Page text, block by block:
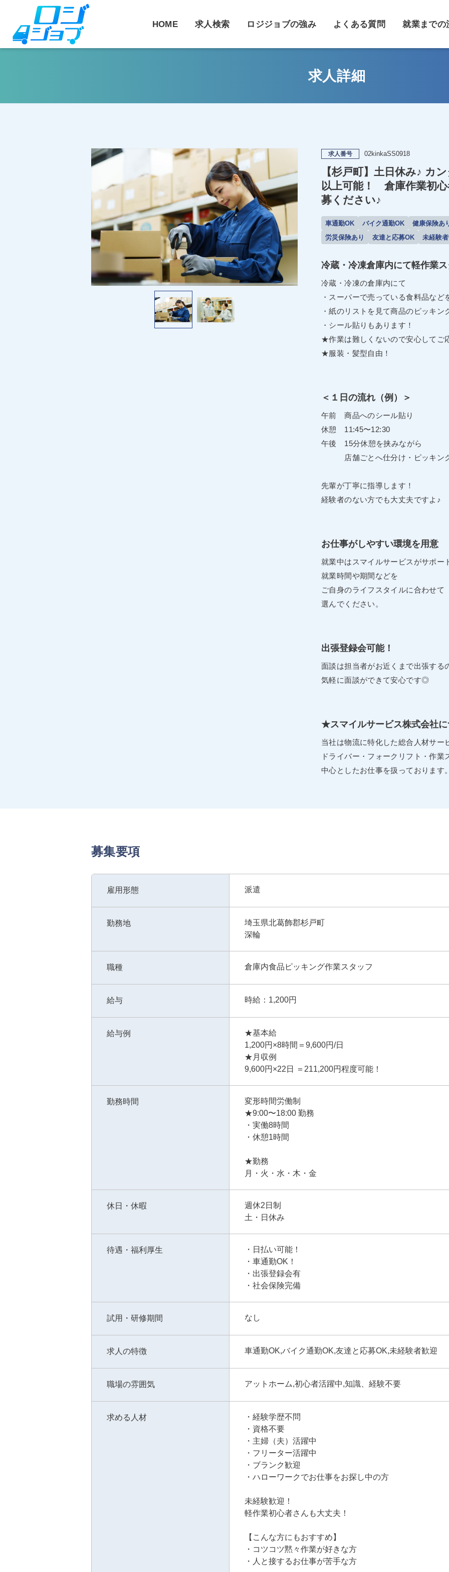
HOME 求人検索 ロジジョブの強み よくある質問 就業までの
求人詳細
求人番号 02kinkaSS0918
【杉戸町】土日休み♪ カ
以上可能！ 倉庫作業初
募ください♪
車通勤OK バイク通勤OK 健康保険あ
労災保険あり
友達と応募OK 未経験
冷蔵・冷凍倉庫内にて軽作業
冷蔵・冷凍の倉庫内にて
・スーパーで売っている食料品など
・紙のリストを見て商品のピッキン
・シール貼りもあります！
★作業は難しくないので安心してご
★服装・髪型自由！
＜１日の流れ（例）＞
午前 商品へのシール貼り
休憩 11:45〜12:30
午後 15分休憩を挟みながら
店舗ごとへ仕分け・ピッキン
先輩が丁寧に指導します！
経験者のない方でも大丈夫ですよ♪
お仕事がしやすい環境を用意
就業中はスマイルサービスがサポー
就業時間や期間などを
ご自身のライフスタイルに合わせて
選んでください。
出張登録会可能！
面談は担当者がお近くまで出張する
気軽に面談ができて安心です◎
★スマイルサービス株式会社
当社は物流に特化した総合人材サー
ドライバー・フォークリフト・作業
中心としたお仕事を扱っております。
募集要項
雇用形態 派遣
勤務地
埼玉県北葛飾郡杉戸町
深輪
職種 倉庫内食品ピッキング作業スタッフ
給与 時給：1,200円
給与例
★基本給
1,200円×8時間＝9,600円/日
★月収例
9,600円×22日 ＝211,200円程度可能！
勤務時間
変形時間労働制
★9:00〜18:00 勤務
・実働8時間
・休憩1時間
★勤務
月・火・水・木・金
休日・休暇
週休2日制
土・日休み
待遇・福利厚生
・日払い可能！
・車通勤OK！
・出張登録会有
・社会保険完備
試用・研修期間 なし
求人の特徴 車通勤OK,バイク通勤OK,友達と応募OK,未経験者歓迎
職場の雰囲気 アットホーム,初心者活躍中,知識、経験不要
求める人材
・経験学歴不問
・資格不要
・主婦（夫）活躍中
・フリーター活躍中
・ブランク歓迎
・ハローワークでお仕事をお探し中の方
未経験歓迎！
軽作業初心者さんも大丈夫！
【こんな方にもおすすめ】
・コツコツ黙々作業が好きな方
・人と接するお仕事が苦手な方